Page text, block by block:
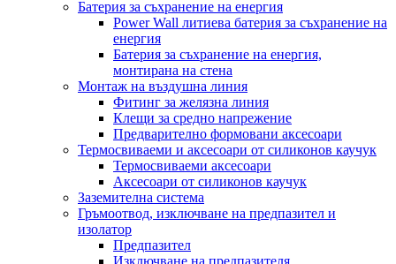
Батерия за съхранение на енергия
Power Wall литиева батерия за съхранение на
енергия
Батерия за съхранение на енергия,
монтирана на стена
Монтаж на въздушна линия
Фитинг за желязна линия
Клещи за средно напрежение
Предварително формовани аксесоари
Термосвиваеми и аксесоари от силиконов каучук
Термосвиваеми аксесоари
Аксесоари от силиконов каучук
Заземителна система
Гръмоотвод, изключване на предпазител и
изолатор
Предпазител
Изключване на предпазителя